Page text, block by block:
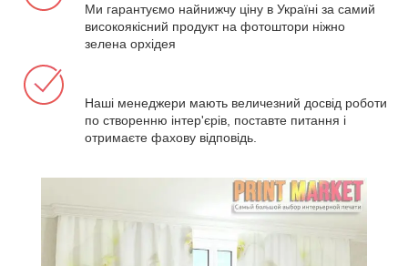
Ми гарантуємо найнижчу ціну в Україні за самий
високоякісний продукт на фотоштори ніжно
зелена орхідея
Наші менеджери мають величезний досвід роботи
по створенню інтер'єрів, поставте питання і
отримаєте фахову відповідь.